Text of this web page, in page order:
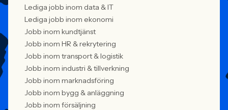
Lediga jobb inom data & IT
Lediga jobb inom ekonomi
Jobb inom kundtjänst
Jobb inom HR & rekrytering
Jobb inom transport & logistik
Jobb inom industri & tillverkning
Jobb inom marknadsföring
Jobb inom bygg & anläggning
Jobb inom försäljning